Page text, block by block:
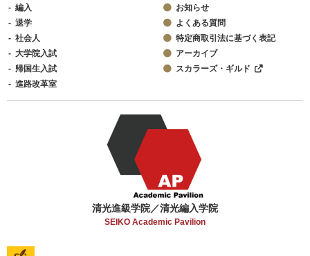
編入
退学
社会人
大学院入試
帰国生入試
進路改革室
お知らせ
よくある質問
特定商取引法に基づく表記
アーカイブ
スカラーズ・ギルド
清光進級学院／清光編入学院
SEIKO Academic Pavilion